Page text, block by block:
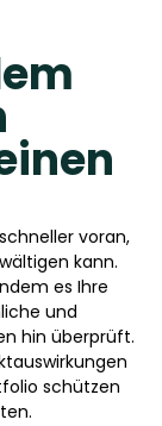
voran,
kann.
es Ihre
und
hin überprüft.
schützen